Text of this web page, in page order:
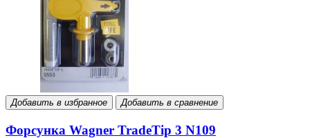
Добавить в избранное Добавить в сравнение
Форсунка Wagner TradeTip 3 N109